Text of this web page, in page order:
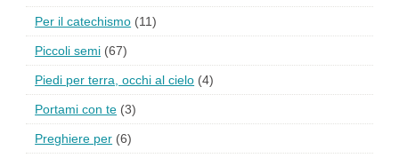
Per il catechismo (11)
Piccoli semi (67)
Piedi per terra, occhi al cielo (4)
Portami con te (3)
Preghiere per (6)